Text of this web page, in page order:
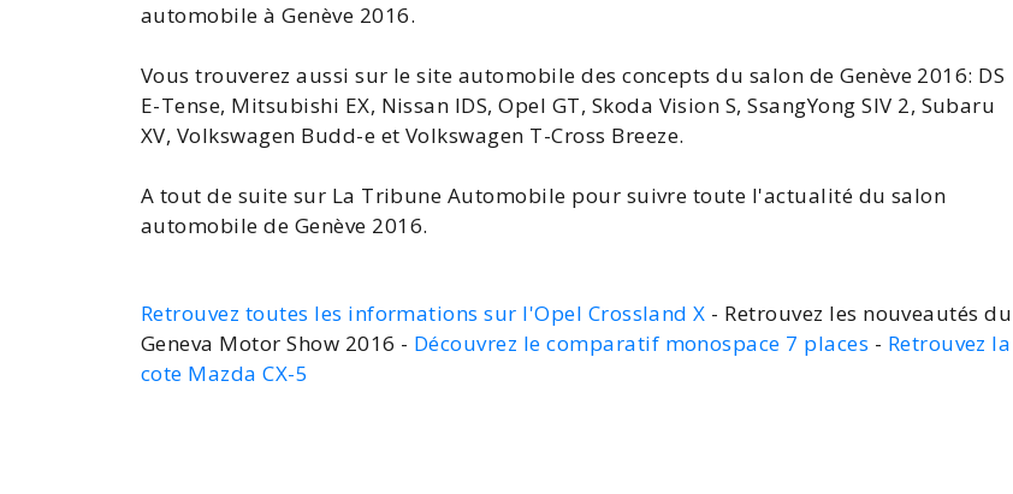
automobile à Genève 2016.
Vous trouverez aussi sur le site automobile des concepts du salon de Genève 2016: DS
E-Tense, Mitsubishi EX, Nissan IDS, Opel GT, Skoda Vision S, SsangYong SIV 2, Subaru
XV, Volkswagen Budd-e et Volkswagen T-Cross Breeze.
A tout de suite sur La Tribune Automobile pour suivre toute l'actualité du salon
automobile de Genève 2016.
Retrouvez toutes les informations sur l'Opel Crossland X - Retrouvez les nouveautés du
Geneva Motor Show 2016 - Découvrez le comparatif monospace 7 places - Retrouvez la
cote Mazda CX-5